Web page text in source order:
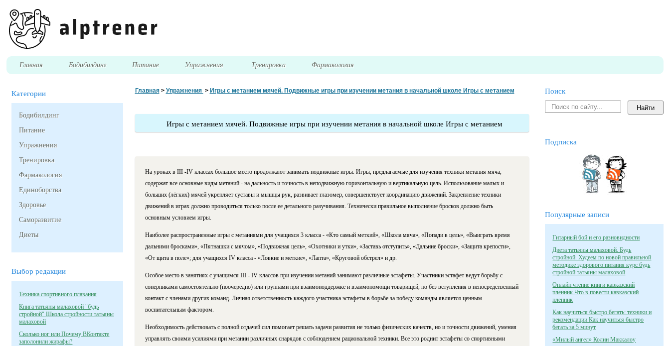
Главная Бодибилдинг Питание Упражнения Тренировка Фармакология
Категории
Бодибилдинг
Питание
Упражнения
Тренировка
Фармакология
Единоборства
Здоровье
Саморазвитие
Диеты
Выбор редакции
Техника спортивного плавания
Книга татьяны малаховой "будь
стройной" Школа стройности татьяны
малаховой
Сколько ног или Почему ВКонтакте
заполонили жирафы?
Главная> Упражнения > Игры с метанием мячей. Подвижные игры при изучении метания в начальной школе Игры с метанием
Игры с метанием мячей. Подвижные игры при изучении метания в начальной школе Игры с метанием
На уроках в III -IV классах большое место продолжают занимать подвижные игры. Игры, предлагаемые для изучения техники метания мяча,
содержат все основные виды метаний - на дальность и точность в неподвижную гори­зонтальную и вертикальную цель. Использование малых и
больших (лёгких) мячей укрепляет суставы и мышцы рук, развивает глазомер, совершенствует координацию движений. За­крепление техники
движений в играх должно проводиться только после ее детального разучи­вания. Технически правильное выполнение бро­сков должно быть
основным условием игры.
Наиболее распространенные игры с метаниями для учащихся 3 класса - «Кто самый меткий», «Школа мяча», «Попади в цель», «Выиграть время
дальними бросками», «Пятнашки с мя­чом», «Подвижная цель», «Охотники и утки», «Заставь отступить», «Дальние броски», «Защи­та крепости»,
«От щита в поле»; для учащихся IV класса - «Ловкие и меткие», «Лапта», «Кру­говой обстрел» и др.
Особое место в занятиях с учащимся III - IV классов при изучении метаний занимают раз­личные эстафеты. Участники эстафет ведут борь­бу с
соперниками самостоятельно (поочередно) или группами при взаимоподдержке и взаимо­помощи товарищей, но без вступления в непо­средственный
контакт с членами других команд. Личная ответственность каждого участника эста­феты в борьбе за победу команды является ценным
воспитательным фактором.
Необходимость действовать с полной отдачей сил помогает решать задачи развития не толь­ко физических качеств, но и точности движений, умения
управлять своими усилиями при метании различных снарядов с соблюдением рациональ­ной техники. Все это роднит эстафеты со спор­тивными
Поиск
Подписка
Популярные записи
Гитарный бой и его разновидности
Диета татьяны малаховой. Будь
стройной. Худеем по новой правильной
методике здорового питания курс будь
стройной татьяны малаховой
Онлайн чтение книги кавказский
пленник Что в повести кавказский
пленник
Как научиться быстро бегать: техники и
рекомендации Как научиться быстро
бегать за 5 минут
«Милый ангел» Колин Маккалоу